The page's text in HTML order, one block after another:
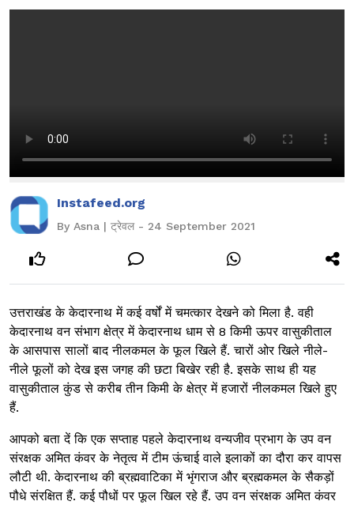
Instafeed.org
By Asna | ट्रेवल - 24 September 2021
उत्तराखंड के केदारनाथ में कई वर्षों में चमत्कार देखने को मिला है. वही
केदारनाथ वन संभाग क्षेत्र में केदारनाथ धाम से 8 किमी ऊपर वासुकीताल
के आसपास सालों बाद नीलकमल के फूल खिले हैं. चारों ओर खिले नीले-
नीले फूलों को देख इस जगह की छटा बिखेर रही है. इसके साथ ही यह
वासुकीताल कुंड से करीब तीन किमी के क्षेत्र में हजारों नीलकमल खिले हुए
हैं.
आपको बता दें कि एक सप्ताह पहले केदारनाथ वन्यजीव प्रभाग के उप वन
संरक्षक अमित कंवर के नेतृत्व में टीम ऊंचाई वाले इलाकों का दौरा कर वापस
लौटी थी. केदारनाथ की ब्रह्मवाटिका में भृंगराज और ब्रह्मकमल के सैकड़ों
पौधे संरक्षित हैं. कई पौधों पर फूल खिल रहे हैं. उप वन संरक्षक अमित कंवर